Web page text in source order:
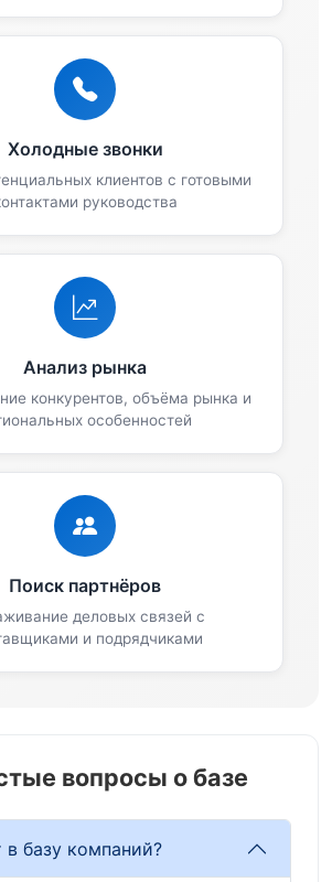
Холодные звонки
клиентов с готовыми
руководства
Анализ рынка
конкурентов, объёма рынка и
особенностей
Поиск партнёров
деловых связей с
и подрядчиками
вопросы о базе
в базу компаний?